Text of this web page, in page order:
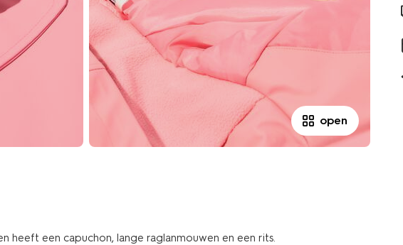
open
heeft een capuchon, lange raglanmouwen en een rits.